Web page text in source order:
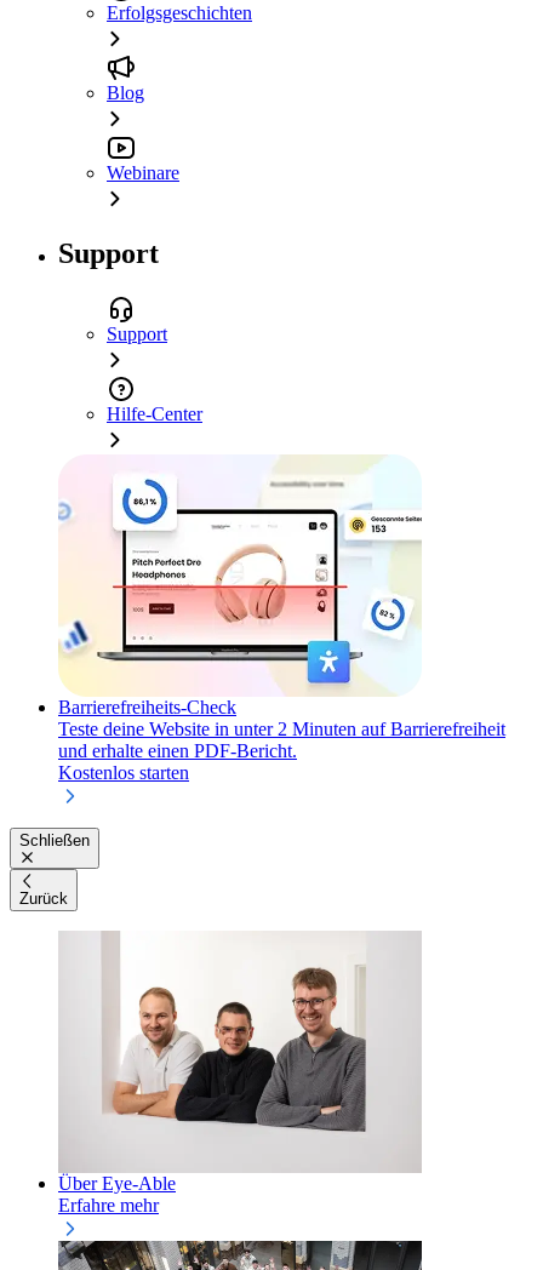
Erfolgsgeschichten
Blog
Webinare
Support
Support
Hilfe-Center
Barrierefreiheits-Check
Teste deine Website in unter 2 Minuten auf Barrierefreiheit
und erhalte einen PDF-Bericht.
Kostenlos starten
Schließen
Zurück
Über Eye-Able
Erfahre mehr